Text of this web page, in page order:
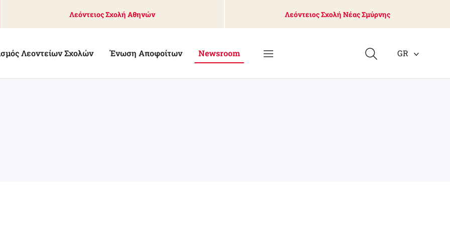
Λεόντειος Σχολή Αθηνών Λεόντειος Σχολή Νέας Σμύρνης
Λεοντείων Σχολών Ένωση Αποφοίτων Newsroom GR